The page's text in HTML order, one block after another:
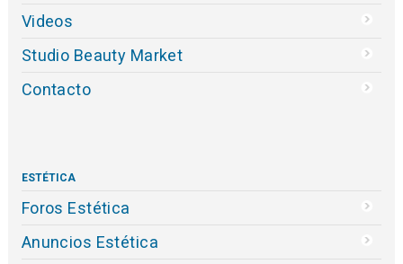
Videos
Studio Beauty Market
Contacto
ESTÉTICA
Foros Estética
Anuncios Estética